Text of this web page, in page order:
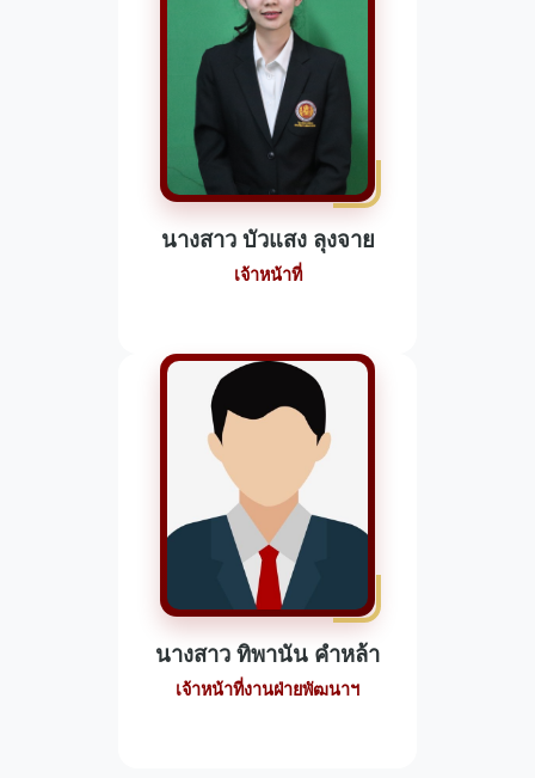
นางสาว บัวแสง ลุงจาย
เจ้าหน้าที่
นางสาว ทิพานัน คำหล้า
เจ้าหน้าที่งานฝ่ายพัฒนาฯ